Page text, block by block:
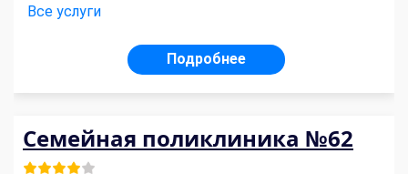
Все услуги
Подробнее
Семейная поликлиника №62